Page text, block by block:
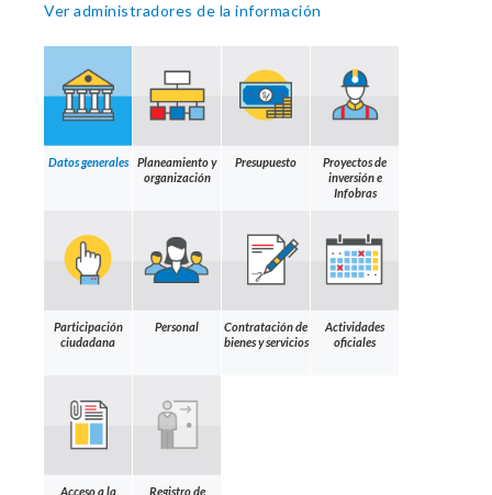
Ver administradores de la información
Datos generales
Planeamiento y
organización
Presupuesto
Proyectos de
inversión e
Infobras
Participación
ciudadana
Personal
Contratación de
bienes y servicios
Actividades
oficiales
Acceso a la
Registro de